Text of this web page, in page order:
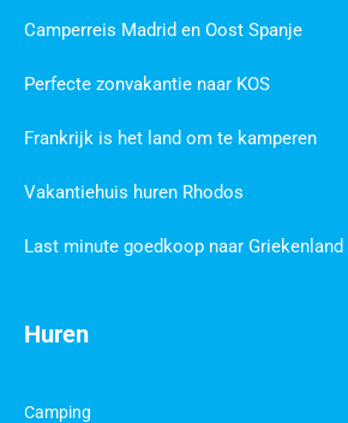
Huren
Camping
Camperreis Madrid en Oost Spanje
Perfecte zonvakantie naar KOS
Frankrijk is het land om te kamperen
Vakantiehuis huren Rhodos
Last minute goedkoop naar Griekenland